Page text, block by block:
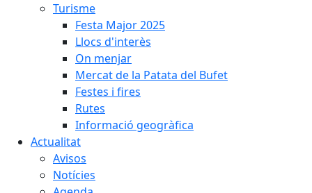
Turisme
Festa Major 2025
Llocs d'interès
On menjar
Mercat de la Patata del Bufet
Festes i fires
Rutes
Informació geogràfica
Actualitat
Avisos
Notícies